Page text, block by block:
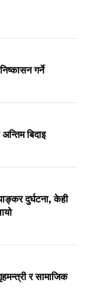
गर्ने
बिदाइ
दुर्घटना, केही
र सामाजिक